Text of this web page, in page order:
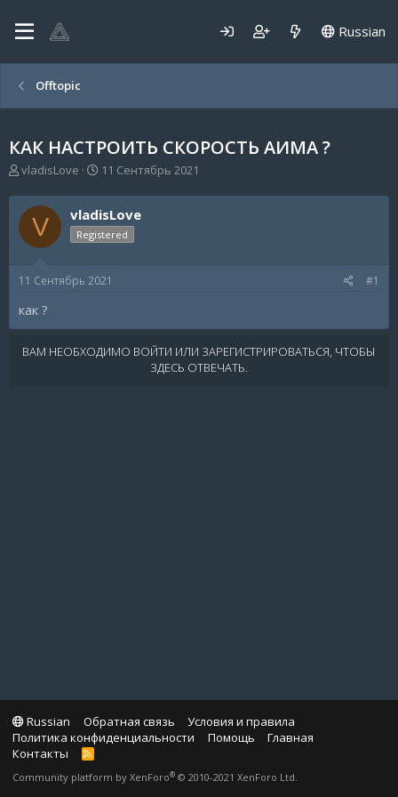
Russian
Offtopic
КАК НАСТРОИТЬ СКОРОСТЬ АИМА ?
А
т
о
р
м
vladisLove
Д
т
а
н
а
11 Сентябрь 2021
V vladisLove
Registered
11 Сентябрь 2021 #1
как ?
ВАМ НЕОБХОДИМО ВОЙТИ ИЛИ ЗАРЕГИСТРИРОВАТЬСЯ, ЧТОБЫ
ЗДЕСЬ ОТВЕЧАТЬ.
Russian Обратная связь
Условия и правила
Политика конфиденциальности
Помощь
Главная
Контакты
R
S
Community platform by XenForo® © 2010-2021 XenForo Ltd.